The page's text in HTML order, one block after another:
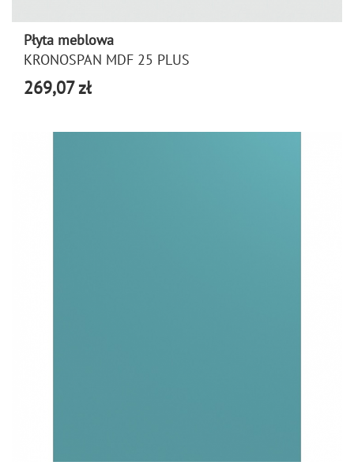
Płyta meblowa
KRONOSPAN MDF 25 PLUS
269,07 zł